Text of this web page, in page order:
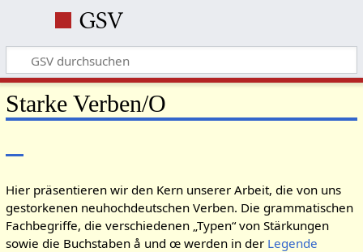
Starke Verben/O
Hier präsentieren wir den Kern unserer Arbeit, die von uns
gestorkenen neuhochdeutschen Verben. Die grammatischen
Fachbegriffe, die verschiedenen „Typen“ von Stärkungen
sowie die Buchstaben å und œ werden in der Legende